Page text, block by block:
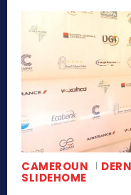
CAMEROUN
SLIDEHOME